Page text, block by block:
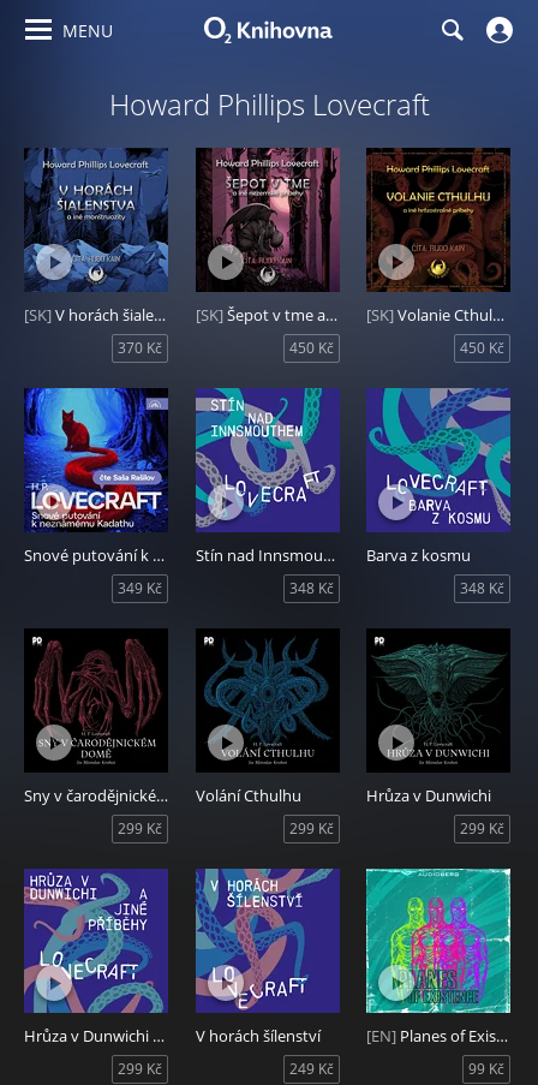
MENU
Howard Phillips Lovecraft
[SK]V horách šialenstva a iné monštruozity
370 Kč
[SK]Šepot v tme a iné nezemské príbehy
450 Kč
[SK]Volanie Cthulhu a iné hrôzostrašné príbehy
450 Kč
Snové putování k neznámému Kadathu
349 Kč
Stín nad Innsmouthem
348 Kč
Barva z kosmu
348 Kč
Sny v čarodějnickém domě
299 Kč
Volání Cthulhu
299 Kč
Hrůza v Dunwichi
299 Kč
Hrůza v Dunwichi a jiné příběhy
299 Kč
V horách šílenství
249 Kč
[EN] Planes of Existence
99 Kč